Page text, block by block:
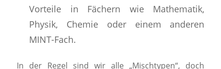
Vorteile in Fächern wie Mathematik,
Physik, Chemie oder einem anderen
MINT-Fach.
In der Regel sind wir alle „Mischtypen“, doch